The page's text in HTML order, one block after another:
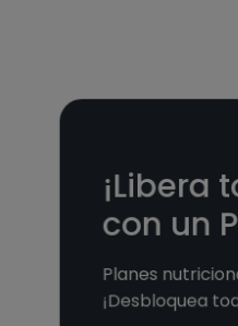
¡Libera
con un
Planes
¡Desbloquea